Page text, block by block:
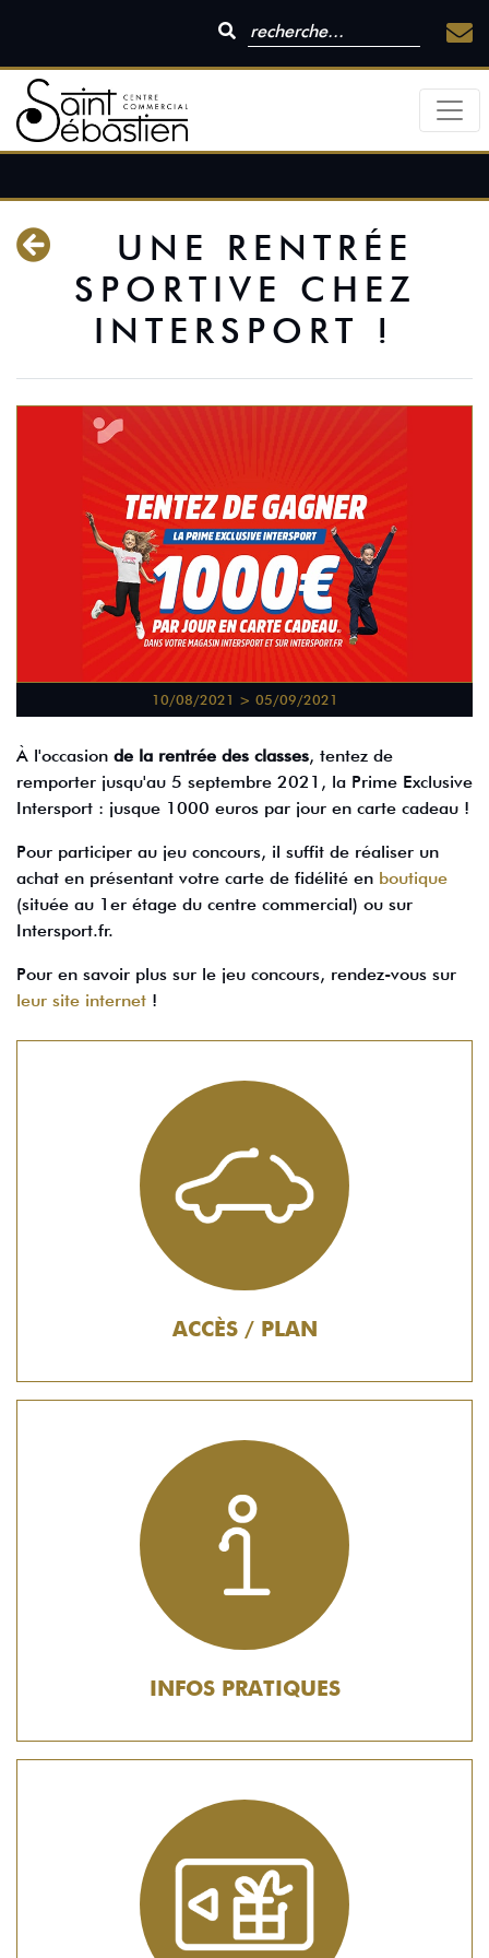
UNE RENTRÉE
SPORTIVE CHEZ
INTERSPORT !
10/08/2021 > 05/09/2021
À l'occasion de la rentrée des classes, tentez de
remporter jusqu'au 5 septembre 2021, la Prime Exclusive
Intersport : jusque 1000 euros par jour en carte cadeau !
Pour participer au jeu concours, il suffit de réaliser un
achat en présentant votre carte de fidélité en boutique
(située au 1er étage du centre commercial) ou sur
Intersport.fr.
Pour en savoir plus sur le jeu concours, rendez-vous sur
leur site internet !
ACCÈS / PLAN
INFOS PRATIQUES